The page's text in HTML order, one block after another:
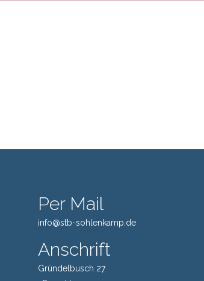
Per Mail
info@stb-sohlenkamp.de
Anschrift
Gründelbusch 27